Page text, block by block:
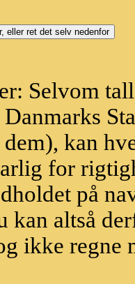
Selvom
kan
for
på
kan altså
ikke regne